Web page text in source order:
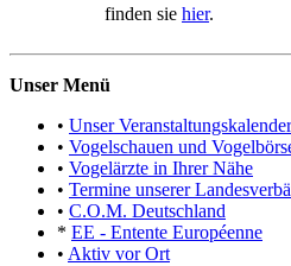
finden sie hier.
Unser Menü
• Unser Veranstaltungskalender
• Vogelschauen und
• Vogelärzte in Ihrer Nähe
• Termine unserer
• C.O.M. Deutschland
* EE - Entente Européenne
• Aktiv vor Ort